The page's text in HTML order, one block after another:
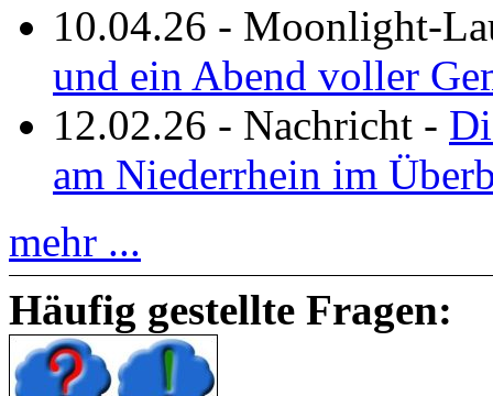
10.04.26 - Moonlight-
und ein Abend voller
12.02.26 - Nachricht -
am Niederrhein im
mehr ...
Häufig gestellte Fragen: